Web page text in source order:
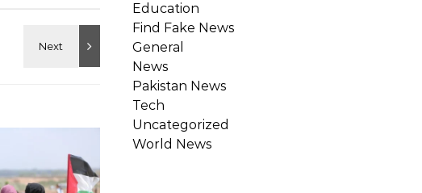
Education
Find Fake News
General
News
Pakistan News
Tech
Uncategorized
World News